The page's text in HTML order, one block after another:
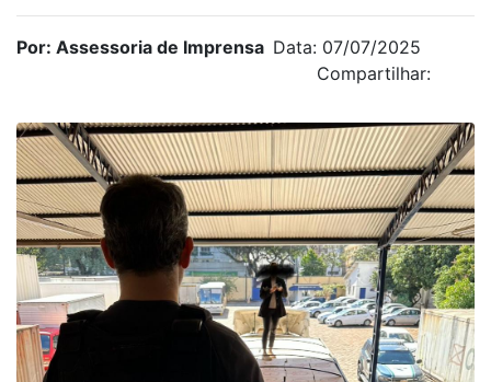
Por: Assessoria de Imprensa Data: 07/07/2025
Compartilhar: